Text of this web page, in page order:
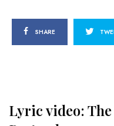
SHARE
Lyric video: